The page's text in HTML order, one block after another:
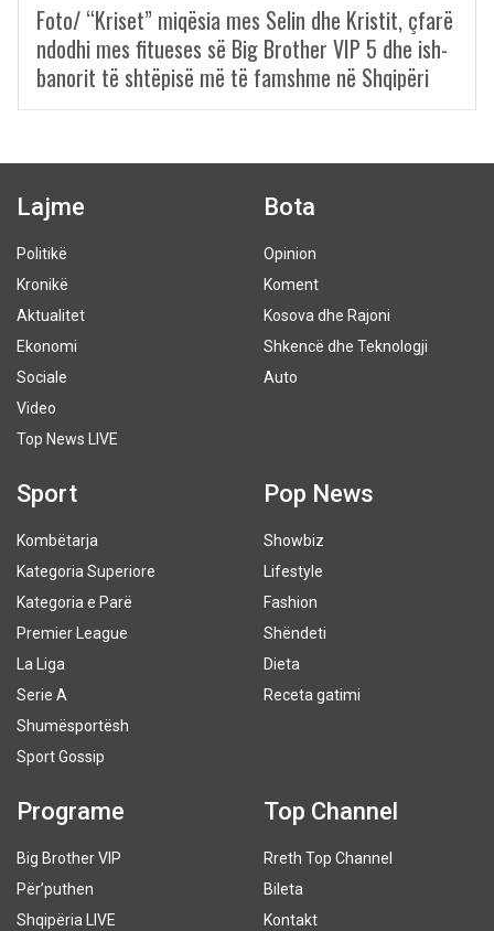
Foto/ “Kriset” miqësia mes Selin dhe Kristit, çfarë
ndodhi mes fitueses së Big Brother VIP 5 dhe ish-
banorit të shtëpisë më të famshme në Shqipëri
Lajme
Politikë
Kronikë
Aktualitet
Ekonomi
Sociale
Video
Top News LIVE
Bota
Opinion
Koment
Kosova dhe Rajoni
Shkencë dhe Teknologji
Auto
Sport
Kombëtarja
Kategoria Superiore
Kategoria e Parë
Premier League
La Liga
Serie A
Shumësportësh
Sport Gossip
Pop News
Showbiz
Lifestyle
Fashion
Shëndeti
Dieta
Receta gatimi
Programe
Big Brother VIP
Për’puthen
Shqipëria LIVE
Top Channel
Rreth Top Channel
Bileta
Kontakt